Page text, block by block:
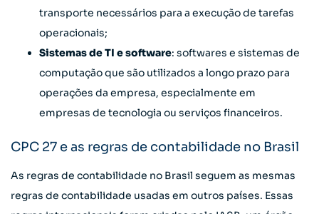
transporte necessários para a execução de tarefas
operacionais;
Sistemas de TI e software: softwares e sistemas de
computação que são utilizados a longo prazo para
operações da empresa, especialmente em
empresas de tecnologia ou serviços financeiros.
CPC 27 e as regras de contabilidade no Brasil
As regras de contabilidade no Brasil seguem as mesmas
regras de contabilidade usadas em outros países. Essas